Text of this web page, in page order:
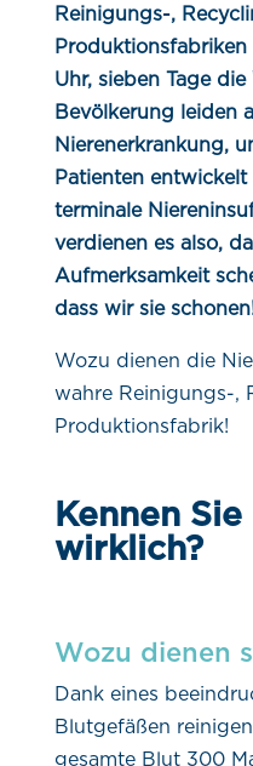
Reinigungs-,
Uhr, sieben Tage
Bevölkerung leiden
Nierenerkrankung,
Patienten
terminale
verdienen es also,
Aufmerksamkeit
dass wir sie
Wozu dienen die
wahre Reinigungs-,
Produktionsfabrik!
Kennen
wirklich?
Wozu dienen
Dank eines
Blutgefäßen
gesamte Blut 300